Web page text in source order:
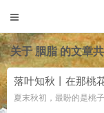
关于胭脂的文章
落叶知秋丨在那桃